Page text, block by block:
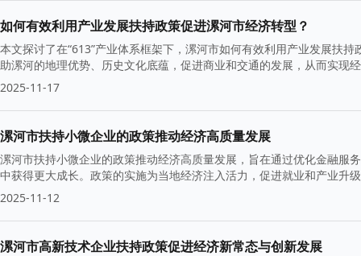
如何有效利用产业发展扶持政策促进漯河市经济转型？
本文探讨了在“613”产业体系框架下，漯河市如何有效利用产业发展扶
助漯河的地理优势、历史文化底蕴，促进商业和交通的发展，从而实现
2025-11-17
漯河市扶持小微企业的政策推动经济高质量发展
漯河市扶持小微企业的政策推动经济高质量发展，旨在通过优化金融服
中获得更大成长。政策的实施为当地经济注入活力，促进就业和产业升
2025-11-12
漯河市高新技术企业扶持政策促进经济新常态与创新发展